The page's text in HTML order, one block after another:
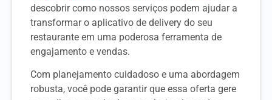
descobrir como nossos serviços podem ajudar a
transformar o aplicativo de delivery do seu
restaurante em uma poderosa ferramenta de
engajamento e vendas.
Com planejamento cuidadoso e uma abordagem
robusta, você pode garantir que essa oferta gere